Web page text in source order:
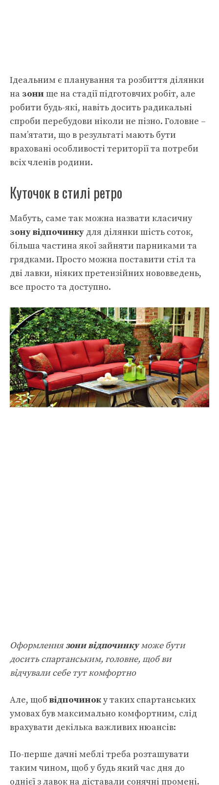
Ідеальним є планування та розбиття ділянки
на зони ще на стадії підготовчих робіт, але
робити будь-які, навіть досить радикальні
спроби перебудови ніколи не пізно. Головне –
пам’ятати, що в результаті мають бути
враховані особливості території та потреби
всіх членів родини.
Куточок в стилі ретро
Мабуть, саме так можна назвати класичну
зону відпочинку для ділянки шість соток,
більша частина якої зайняти парниками та
грядками. Просто можна поставити стіл та
дві лавки, ніяких претензійних нововведень,
все просто та доступно.
Оформленнязони відпочинкуможе бути
досить спартанським, головне, щоб ви
відчували себе тут комфортно
Але, щоб відпочиноку таких спартанських
умовах був максимально комфортним, слід
врахувати декілька важливих нюансів:
По-перше дачні меблі треба розташувати
таким чином, щоб у будь який час дня до
однієї з лавок на діставали сонячні промені.